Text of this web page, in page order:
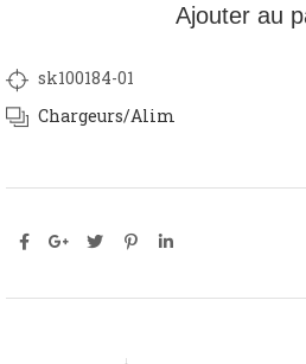
Ajouter au
sk100184-01
Chargeurs/Alim